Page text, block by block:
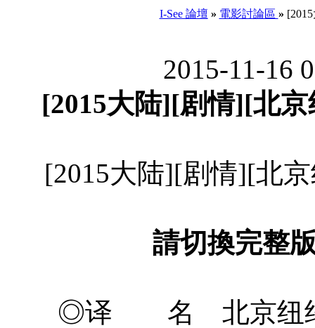
I-See 論壇 » 電影討論區 »
2015-11-16
[2015大陆][剧情][北
[2015大陆][剧情][北
請切換完整
◎译 名 北京纽约 /